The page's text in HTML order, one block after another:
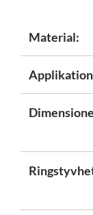
Material: